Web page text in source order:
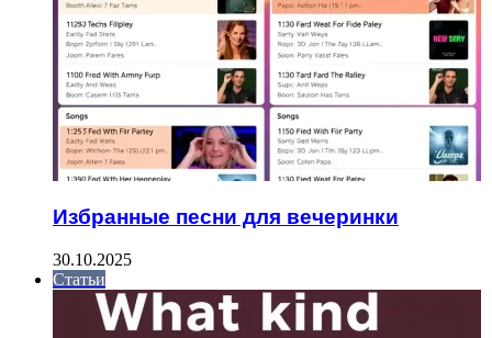
Избранные песни для вечеринки
30.10.2025
Статьи